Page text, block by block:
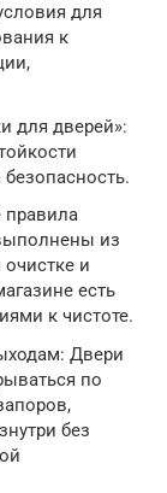
для
к
для дверей»:
правила
из
и
есть
к чистоте.
Двери
по
без